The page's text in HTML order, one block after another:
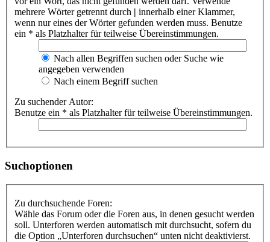
mehrere Wörter getrennt durch | innerhalb einer Klammer,
wenn nur eines der Wörter gefunden werden muss. Benutze
ein * als Platzhalter für teilweise Übereinstimmungen.
Nach allen Begriffen suchen oder Suche wie
angegeben verwenden
Nach einem Begriff suchen
Zu suchender Autor:
Benutze ein * als Platzhalter für teilweise Übereinstimmungen.
Suchoptionen
Zu durchsuchende Foren:
Wähle das Forum oder die Foren aus, in denen gesucht werden
soll. Unterforen werden automatisch mit durchsucht, sofern du
die Option „Unterforen durchsuchen“ unten nicht deaktivierst.